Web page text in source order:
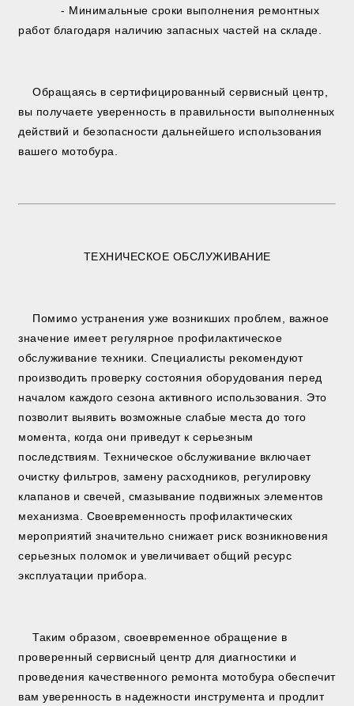
- Минимальные сроки выполнения ремонтных
работ благодаря наличию запасных частей на складе.
Обращаясь в сертифицированный сервисный центр,
вы получаете уверенность в правильности выполненных
действий и безопасности дальнейшего использования
вашего мотобура.
ТЕХНИЧЕСКОЕ ОБСЛУЖИВАНИЕ
Помимо устранения уже возникших проблем, важное
значение имеет регулярное профилактическое
обслуживание техники. Специалисты рекомендуют
производить проверку состояния оборудования перед
началом каждого сезона активного использования. Это
позволит выявить возможные слабые места до того
момента, когда они приведут к серьезным
последствиям. Техническое обслуживание включает
очистку фильтров, замену расходников, регулировку
клапанов и свечей, смазывание подвижных элементов
механизма. Своевременность профилактических
мероприятий значительно снижает риск возникновения
серьезных поломок и увеличивает общий ресурс
эксплуатации прибора.
Таким образом, своевременное обращение в
проверенный сервисный центр для диагностики и
проведения качественного ремонта мотобура обеспечит
вам уверенность в надежности инструмента и продлит